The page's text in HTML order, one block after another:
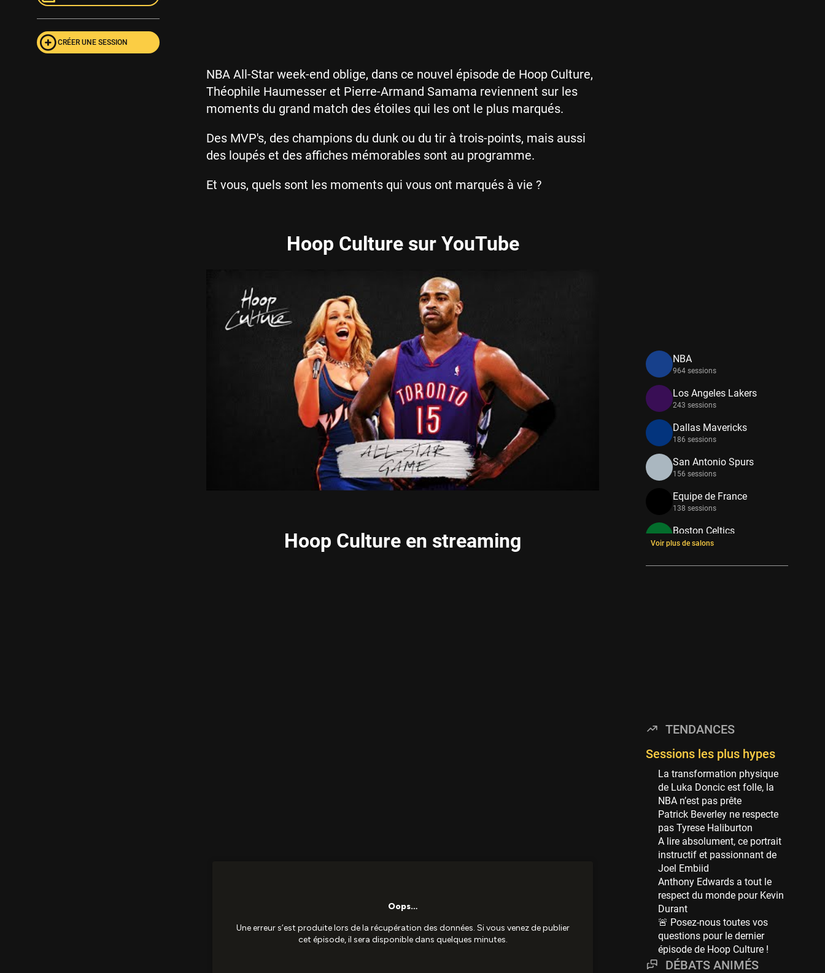
NBA All-Star week-end oblige, dans ce nouvel épisode de Hoop Culture,
Théophile Haumesser et Pierre-Armand Samama reviennent sur les
moments du grand match des étoiles qui les ont le plus marqués.
Des MVP's, des champions du dunk ou du tir à trois-points, mais aussi
des loupés et des affiches mémorables sont au programme.
Et vous, quels sont les moments qui vous ont marqués à vie ?
Hoop Culture sur YouTube
Hoop Culture en streaming
CRÉER UNE SESSION
NBA
964 sessions
Los Angeles Lakers
243 sessions
Dallas Mavericks
186 sessions
San Antonio Spurs
156 sessions
Equipe de France
138 sessions
Boston Celtics
133 sessions
New York Knicks
Philadelphia Sixers
89 sessions
Milwaukee Bucks
82 sessions
Hoop Culture
73 sessions
Oklahoma City Thunder
69 sessions
Phoenix Suns
69 sessions
Miami Heat
63 sessions
Los Angeles Clippers
61 sessions
Voir plus de salons
TENDANCES
Sessions les plus hypes
La transformation physique
de Luka Doncic est folle, la
NBA n’est pas prête
Patrick Beverley ne respecte
pas Tyrese Haliburton
A lire absolument, ce portrait
instructif et passionnant de
Joel Embiid
Anthony Edwards a tout le
respect du monde pour Kevin
Durant
🚨 Posez-nous toutes vos
questions pour le dernier
épisode de Hoop Culture !
DÉBATS ANIMÉS